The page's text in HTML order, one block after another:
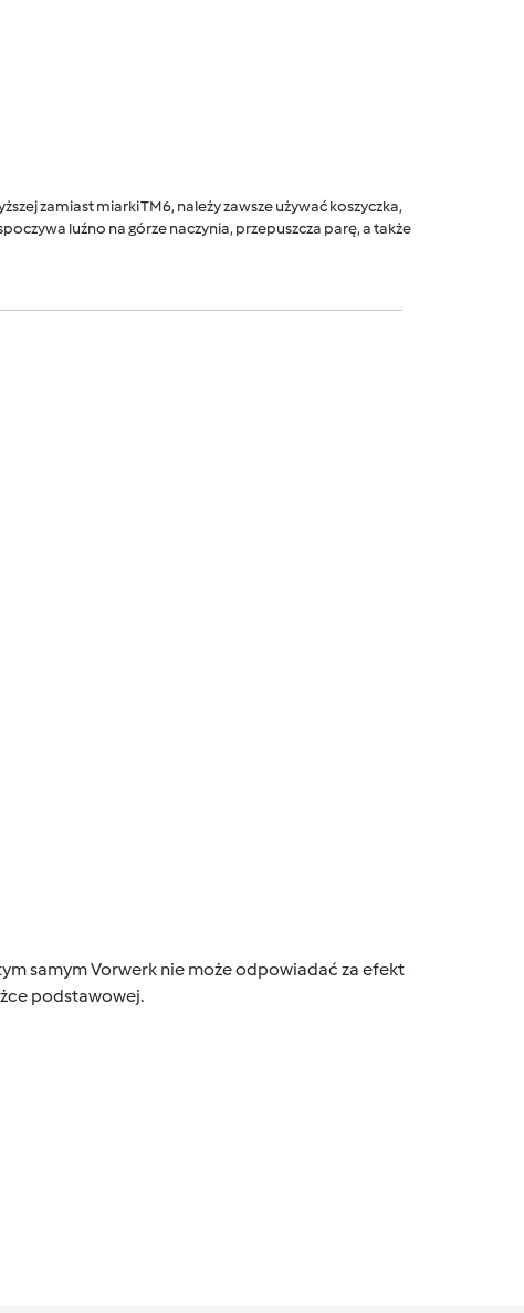
zamiast miarki TM6, należy zawsze używać koszyczka,
luźno na górze naczynia, przepuszcza parę, a także
samym Vorwerk nie może odpowiadać za efekt
podstawowej.